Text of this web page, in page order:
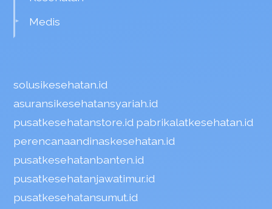
Medis
solusikesehatan.id
asuransikesehatansyariah.id
pusatkesehatanstore.id pabrikalatkesehatan.id
perencanaandinaskesehatan.id
pusatkesehatanbanten.id
pusatkesehatanjawatimur.id
pusatkesehatansumut.id